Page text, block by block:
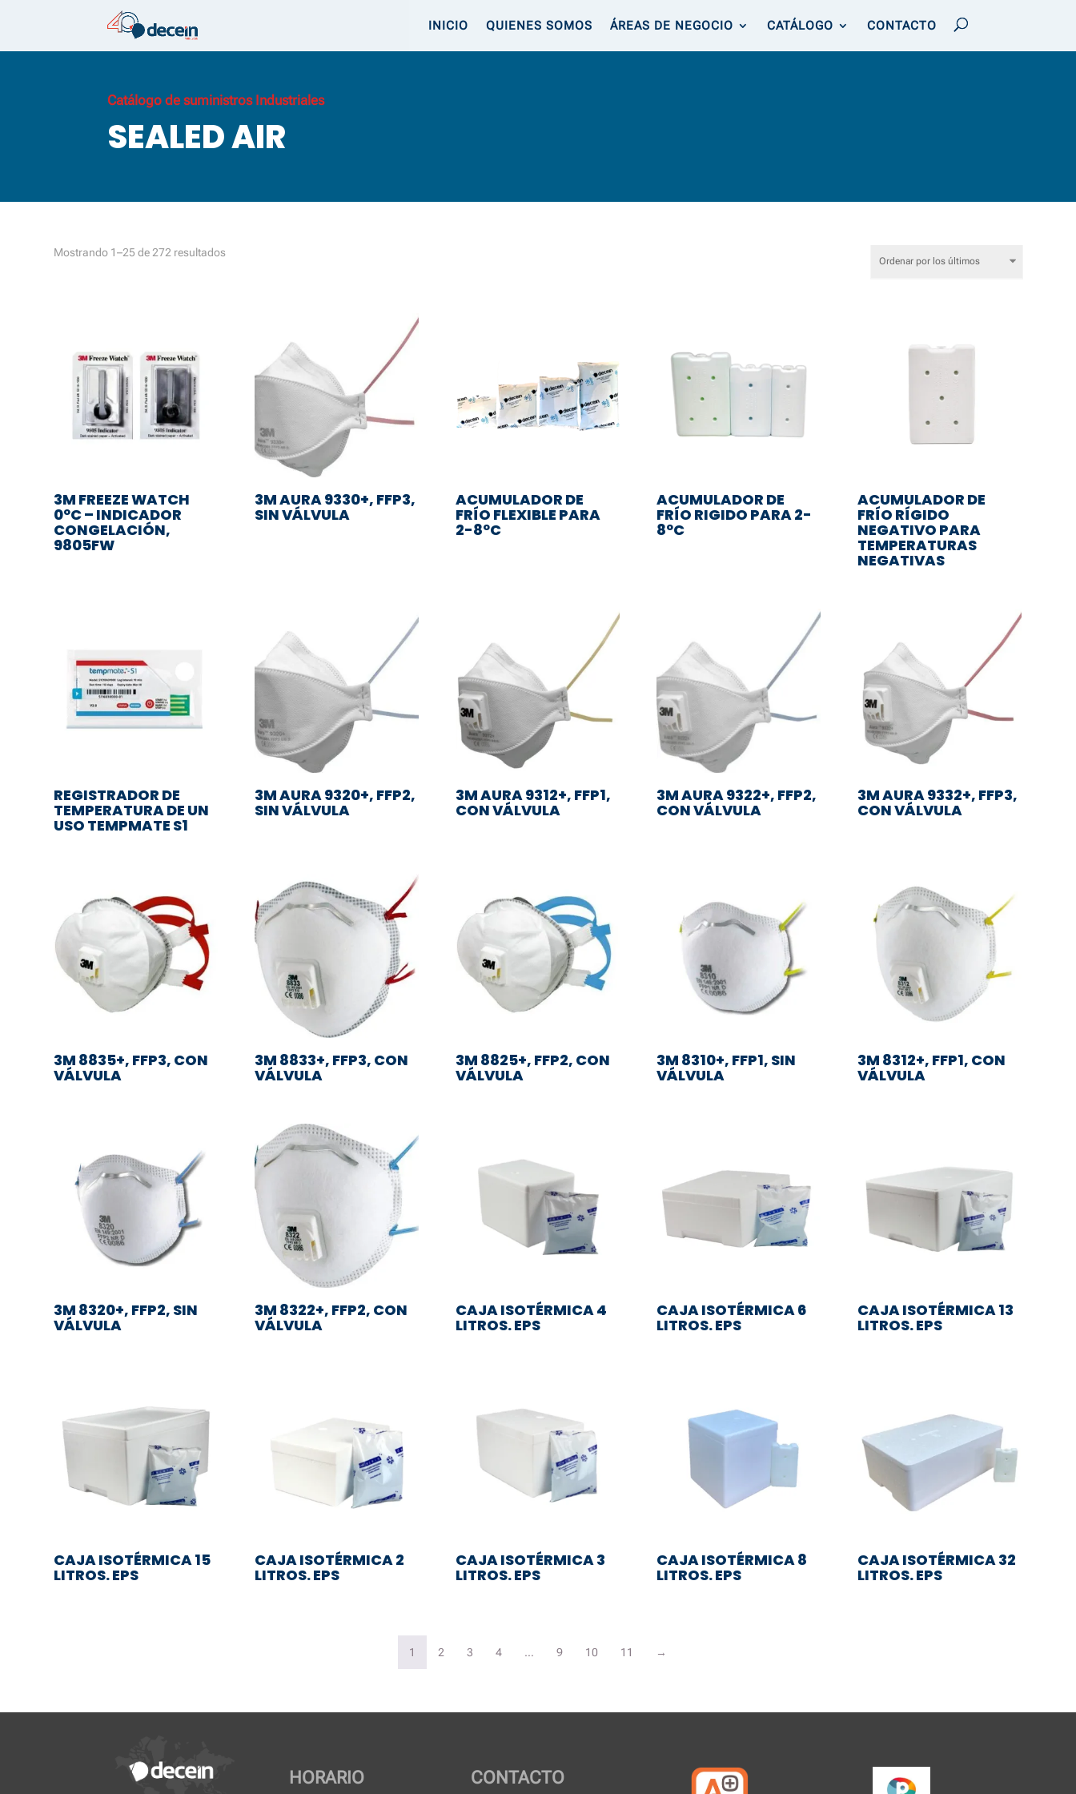
INICIO QUIENES SOMOS ÁREAS DE NEGOCIO CATÁLOGO CONTACTO
Catálogo de suministros Industriales
SEALED AIR
Mostrando 1–25 de 272 resultadosOrdenado
3M FREEZE WATCH
0ºC – INDICADOR
CONGELACIÓN,
9805FW
3M AURA 9330+, FFP3,
SIN VÁLVULA
ACUMULADOR DE
FRÍO FLEXIBLE PARA
2-8ºC
ACUMULADOR DE
FRÍO RIGIDO PARA 2-
8ºC
ACUMULADOR DE
FRÍO RÍGIDO
NEGATIVO PARA
TEMPERATURAS
NEGATIVAS
REGISTRADOR DE
TEMPERATURA DE UN
USO TEMPMATE S1
3M AURA 9320+, FFP2,
SIN VÁLVULA
3M AURA 9312+, FFP1,
CON VÁLVULA
3M AURA 9322+, FFP2,
CON VÁLVULA
3M AURA 9332+, FFP3,
CON VÁLVULA
3M 8835+, FFP3, CON
VÁLVULA
3M 8833+, FFP3, CON
VÁLVULA
3M 8825+, FFP2, CON
VÁLVULA
3M 8310+, FFP1, SIN
VÁLVULA
3M 8312+, FFP1, CON
VÁLVULA
3M 8320+, FFP2, SIN
VÁLVULA
3M 8322+, FFP2, CON
VÁLVULA
CAJA ISOTÉRMICA 4
LITROS. EPS
CAJA ISOTÉRMICA 6
LITROS. EPS
CAJA ISOTÉRMICA 13
LITROS. EPS
CAJA ISOTÉRMICA 15
LITROS. EPS
CAJA ISOTÉRMICA 2
LITROS. EPS
CAJA ISOTÉRMICA 3
LITROS. EPS
CAJA ISOTÉRMICA 8
LITROS. EPS
CAJA ISOTÉRMICA 32
LITROS. EPS
1 2 3 4 … 9 10 11 →
HORARIO CONTACTO